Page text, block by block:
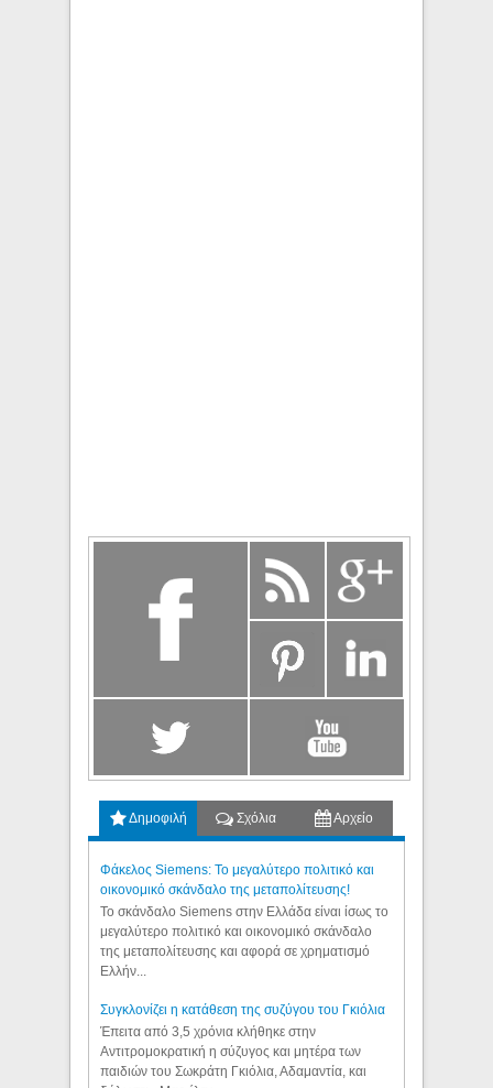
Δημοφιλή Σχόλια Αρχείο
Φάκελος Siemens: Το μεγαλύτερο πολιτικό και
οικονομικό σκάνδαλο της μεταπολίτευσης!
Το σκάνδαλο Siemens στην Ελλάδα είναι ίσως το
μεγαλύτερο πολιτικό και οικονομικό σκάνδαλο
της μεταπολίτευσης και αφορά σε χρηματισμό
Ελλήν...
Συγκλονίζει η κατάθεση της συζύγου του Γκιόλια
Έπειτα από 3,5 χρόνια κλήθηκε στην
Αντιτρομοκρατική η σύζυγος και μητέρα των
παιδιών του Σωκράτη Γκιόλια, Αδαμαντία, και